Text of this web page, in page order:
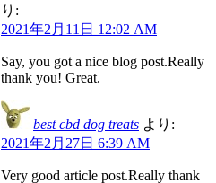
り:
2021年2月11日 12:02 AM
Say, you got a nice blog post.Really
thank you! Great.
best cbd dog treats より:
2021年2月27日 6:39 AM
Very good article post.Really thank